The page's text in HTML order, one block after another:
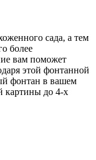
сада, а тем
более
вам поможет
этой фонтанной
фонтан в вашем
картины до 4-х